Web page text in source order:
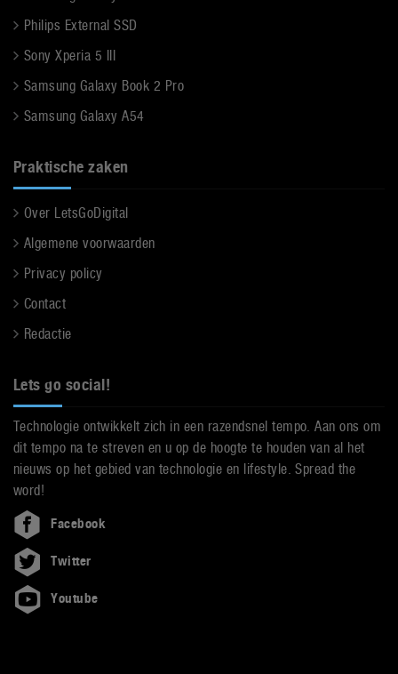
Philips External SSD
Sony Xperia 5 III
Samsung Galaxy Book 2 Pro
Samsung Galaxy A54
Praktische zaken
Over LetsGoDigital
Algemene voorwaarden
Privacy policy
Contact
Redactie
Lets go social!
Technologie ontwikkelt zich in een razendsnel tempo. Aan ons om
dit tempo na te streven en u op de hoogte te houden van al het
nieuws op het gebied van technologie en lifestyle. Spread the
word!
Facebook
Twitter
Youtube